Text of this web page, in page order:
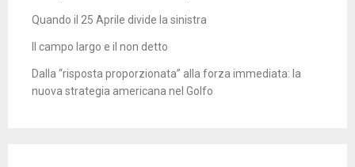
Quando il 25 Aprile divide la sinistra
Il campo largo e il non detto
Dalla “risposta proporzionata” alla forza immediata: la
nuova strategia americana nel Golfo